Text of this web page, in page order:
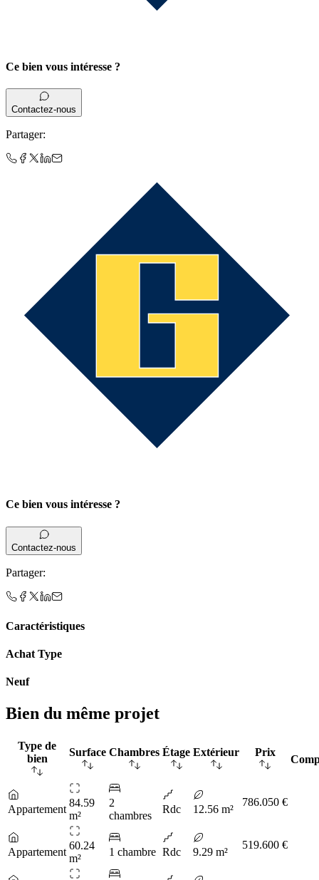
Ce bien vous intéresse ?
Contactez-nous
Partager:
Ce bien vous intéresse ?
Contactez-nous
Partager:
Caractéristiques
Achat Type
Neuf
Bien du même projet
Type de
bien
Surface Chambres Étage Extérieur Prix
Appartement
84.59
m²
2
chambres
Rdc 12.56 m²
786.050 €
Appartement
60.24
m²
1 chambre Rdc 9.29 m²
519.600 €